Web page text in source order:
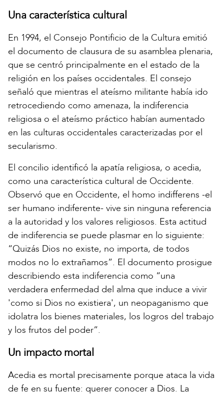
Una característica cultural
En 1994, el Consejo Pontificio de la Cultura emitió
el documento de clausura de su asamblea plenaria,
que se centró principalmente en el estado de la
religión en los países occidentales. El consejo
señaló que mientras el ateísmo militante había ido
retrocediendo como amenaza, la indiferencia
religiosa o el ateísmo práctico habían aumentado
en las culturas occidentales caracterizadas por el
secularismo.
El concilio identificó la apatía religiosa, o acedia,
como una característica cultural de Occidente.
Observó que en Occidente, el homo indifferens -el
ser humano indiferente- vive sin ninguna referencia
a la autoridad y los valores religiosos. Esta actitud
de indiferencia se puede plasmar en lo siguiente:
“Quizás Dios no existe, no importa, de todos
modos no lo extrañamos”. El documento prosigue
describiendo esta indiferencia como “una
verdadera enfermedad del alma que induce a vivir
'como si Dios no existiera', un neopaganismo que
idolatra los bienes materiales, los logros del trabajo
y los frutos del poder”.
Un impacto mortal
Acedia es mortal precisamente porque ataca la vida
de fe en su fuente: querer conocer a Dios. La